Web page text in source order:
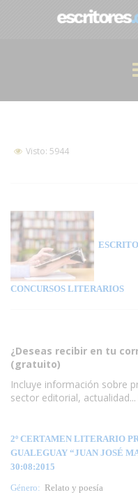
Visto: 5944
CONCURSOS LITERARIOS
¿Deseas recibir en tu
(gratuito)
Incluye información sobre
sector editorial, actualidad...
2º CERTAMEN LITERARIO
GUALEGUAY “JUAN JOSÉ
30:08:2015
Género: Relato y poesía